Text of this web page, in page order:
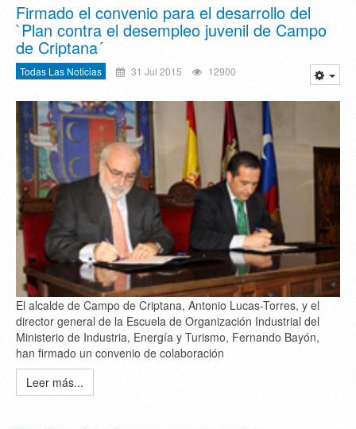
Firmado el convenio para el desarrollo del
`Plan contra el desempleo juvenil de Campo
de Criptana´
Todas Las Noticias 31 Jul 2015 12900
El alcalde de Campo de Criptana, Antonio Lucas-Torres, y el
director general de la Escuela de Organización Industrial del
Ministerio de Industria, Energía y Turismo, Fernando Bayón,
han firmado un convenio de colaboración
Leer más...